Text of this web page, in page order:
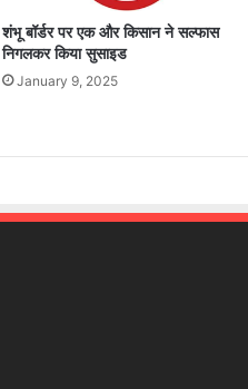
शंभू बॉर्डर पर एक और किसान ने सल्फास
निगलकर किया सुसाइड
January 9, 2025